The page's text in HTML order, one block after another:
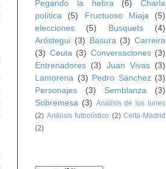
Pegando la hebra
(6)
Charla
política
(5) Fructuoso Miaja
(5)
elecciones
(5) Busquets
(4)
Aróstegui (3) Basura (3) Carreira
(3) Ceuta (3) Conversaciones (3)
Entrenadores (3) Juan Vivas
(3)
Lamorena (3) Pedro Sánchez (3)
Personajes
(3) Semblanza
(3)
Sobremesa (3) Análisis de los lunes
(2) Análisis futbolístico (2) Celta-Madrid
(2)